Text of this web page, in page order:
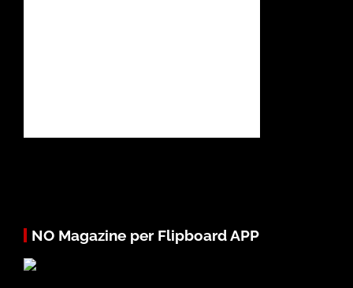
NO Magazine per Flipboard APP